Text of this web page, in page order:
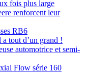
fois plus large
renforcent leur
RB6
tout d’un grand !
automotrice et semi-
Flow série 160